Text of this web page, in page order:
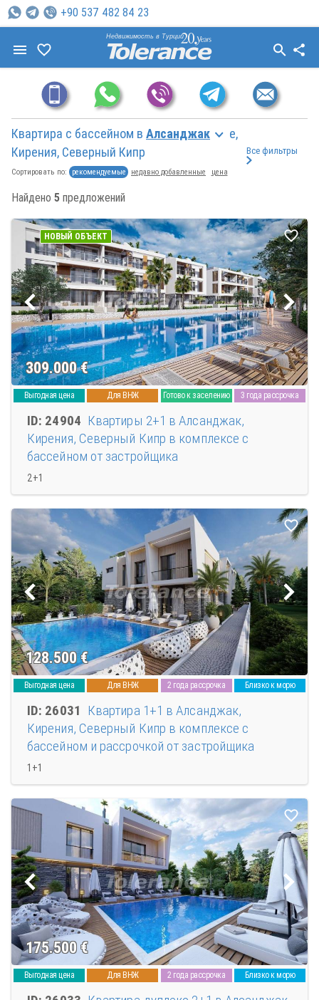
+90 537 482 84 23
Недвижимость в Турции
Квартира с бассейном в Алсанджак
е,
Кирения, Северный Кипр
Сортировать по: рекомендуемые недавно добавленные цена
Все фильтры
Найдено 5 предложений
309.000€
НОВЫЙ ОБЪЕКТ
Выгодная цена Для ВНЖ Готово к заселению 3 года рассрочка
ID: 24904 Квартиры 2+1 в Алсанджак,
Кирения, Северный Кипр в комплексе с
бассейном от застройщика
2+1
128.500€
Выгодная цена Для ВНЖ 2 года рассрочка Близко к морю
ID: 26031
Квартира 1+1 в Алсанджак,
Кирения, Северный Кипр в комплексе с
бассейном и рассрочкой от застройщика
1+1
175.500 €
Выгодная цена Для ВНЖ 2 года рассрочка Близко к морю